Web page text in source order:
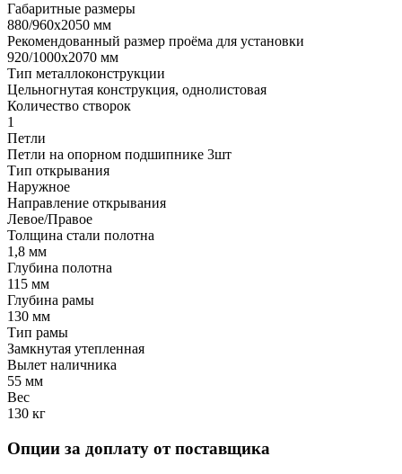
Габаритные размеры
880/960х2050 мм
Рекомендованный размер проёма для установки
920/1000х2070 мм
Тип металлоконструкции
Цельногнутая конструкция, однолистовая
Количество створок
1
Петли
Петли на опорном подшипнике 3шт
Тип открывания
Наружное
Направление открывания
Левое/Правое
Толщина стали полотна
1,8 мм
Глубина полотна
115 мм
Глубина рамы
130 мм
Тип рамы
Замкнутая утепленная
Вылет наличника
55 мм
Вес
130 кг
Опции за доплату от поставщика